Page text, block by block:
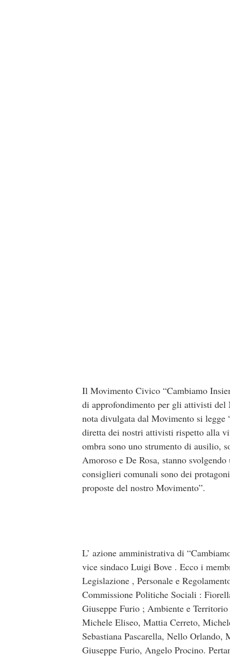
Il Movimento Civico “Cambiamo
di approfondimento per gli attivisti del
nota divulgata dal Movimento si legge
diretta dei nostri attivisti rispetto alla
ombra sono uno strumento di ausilio,
Amoroso e De Rosa, stanno
consiglieri comunali sono dei
proposte del nostro Movimento”.
L’ azione amministrativa di
vice sindaco Luigi Bove . Ecco i
Legislazione , Personale e
Commissione Politiche Sociali :
Giuseppe Furio ; Ambiente e
Michele Eliseo, Mattia Cerreto,
Sebastiana Pascarella, Nello
Giuseppe Furio, Angelo Procino.